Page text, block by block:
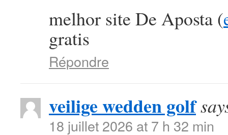
melhor site De Aposta (
gratis
Répondre
veilige wedden golf
18 juillet 2026 at 7 h 32 min